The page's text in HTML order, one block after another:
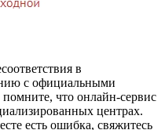
в
с официальными
что онлайн-сервис
центрах.
есть ошибка, свяжитесь